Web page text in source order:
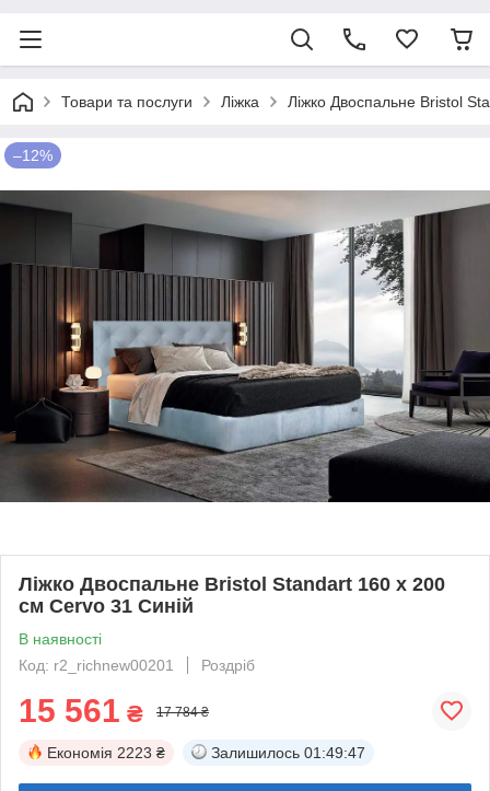
Товари та послуги Ліжка Ліжко Двоспальне Bristol
–12%
Ліжко Двоспальне Bristol Standart 160 х 200
см Cervo 31 Синій
В наявності
Код: r2_richnew00201
Роздріб
15 561 ₴ 17 784 ₴
Економія 2223 ₴ Залишилось 01:49:46